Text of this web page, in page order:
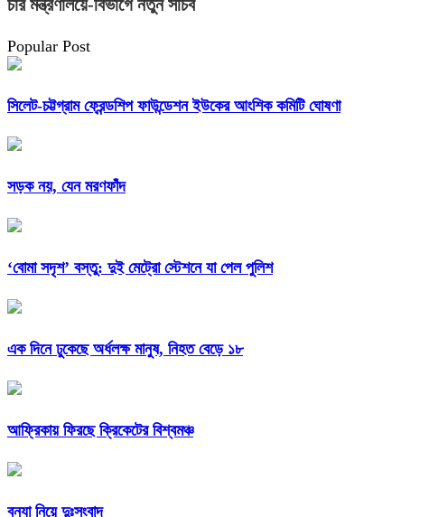
চার মন্ত্রণালয়ে-বিভাগে নতুন সচিব
Popular Post
সিলেট-চট্টগ্রাম ফ্রেন্ডশিপ ফাউন্ডেশন ইউকের আংশিক কমিটি ঘোষণা
সড়ক নয়, যেন মরণফাঁদ
‘বোমা সদৃশ’ বস্তু: দুই মেট্রো স্টেশনে যা পেল পুলিশ
এক দিনে ঢুকেছে অর্ধলক্ষ মানুষ, নিহত বেড়ে ১৮
আফ্রিকায় ফিরছে ক্রিকেটের বিশ্বমঞ্চ
বন্যা নিয়ে দুঃসংবাদ